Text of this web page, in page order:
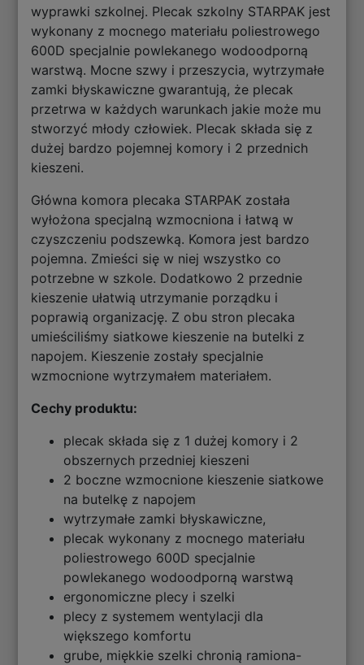
wyprawki szkolnej. Plecak szkolny STARPAK jest
wykonany z mocnego materiału poliestrowego
600D specjalnie powlekanego wodoodporną
warstwą. Mocne szwy i przeszycia, wytrzymałe
zamki błyskawiczne gwarantują, że plecak
przetrwa w każdych warunkach jakie może mu
stworzyć młody człowiek. Plecak składa się z
dużej bardzo pojemnej komory i 2 przednich
kieszeni.
Główna komora plecaka STARPAK została
wyłożona specjalną wzmocniona i łatwą w
czyszczeniu podszewką. Komora jest bardzo
pojemna. Zmieści się w niej wszystko co
potrzebne w szkole. Dodatkowo 2 przednie
kieszenie ułatwią utrzymanie porządku i
poprawią organizację. Z obu stron plecaka
umieściliśmy siatkowe kieszenie na butelki z
napojem. Kieszenie zostały specjalnie
wzmocnione wytrzymałem materiałem.
Cechy produktu:
plecak składa się z 1 dużej komory i 2
obszernych przedniej kieszeni
2 boczne wzmocnione kieszenie siatkowe
na butelkę z napojem
wytrzymałe zamki błyskawiczne,
plecak wykonany z mocnego materiału
poliestrowego 600D specjalnie
powlekanego wodoodporną warstwą
ergonomiczne plecy i szelki
plecy z systemem wentylacji dla
większego komfortu
grube, miękkie szelki chronią ramiona-